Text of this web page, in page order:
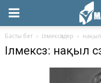
Басты бет Ілмексөздер нақыл
Ілмексөз: нақыл